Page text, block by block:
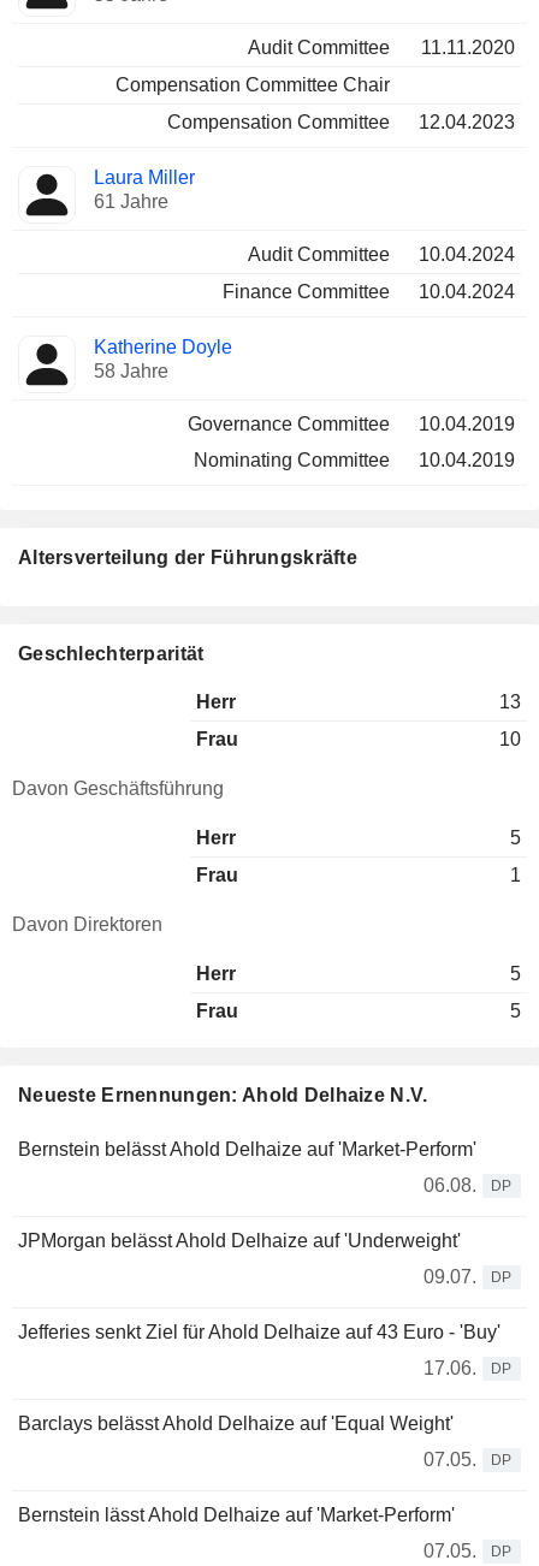
Audit Committee
11.11.2020
Compensation Committee Chair
Compensation Committee
12.04.2023
Laura Miller
61 Jahre
Audit Committee
10.04.2024
Finance Committee
10.04.2024
Katherine Doyle
58 Jahre
Governance Committee
10.04.2019
Nominating Committee
10.04.2019
Neueste Ernennungen: Ahold Delhaize N.V.
Bernstein belässt Ahold Delhaize auf 'Market-Perform'
06.08.
DP
JPMorgan belässt Ahold Delhaize auf 'Underweight'
09.07.
DP
Jefferies senkt Ziel für Ahold Delhaize auf 43 Euro - 'Buy'
17.06.
DP
Barclays belässt Ahold Delhaize auf 'Equal Weight'
07.05.
DP
Bernstein lässt Ahold Delhaize auf 'Market-Perform'
07.05.
DP
Altersverteilung der Führungskräfte
Geschlechterparität
Herr
13
Frau
10
Davon Geschäftsführung
Herr
5
Frau
1
Davon Direktoren
Herr
5
Frau
5